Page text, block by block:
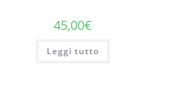
45,00€
Leggi tutto